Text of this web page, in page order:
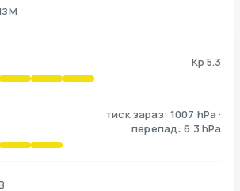
Kp 5.3
тиск зараз: 1007 hPa ·
перепад: 6.3 hPa